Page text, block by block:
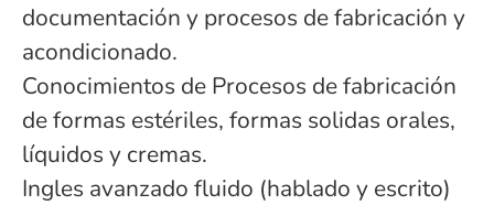
documentación y procesos de fabricación y
acondicionado.
Conocimientos de Procesos de fabricación
de formas estériles, formas solidas orales,
líquidos y cremas.
Ingles avanzado fluido (hablado y escrito)